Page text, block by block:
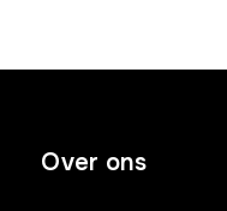
Over ons